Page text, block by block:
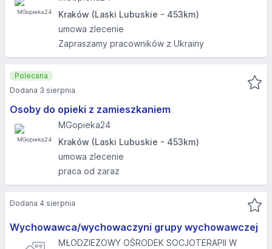
Kraków (Laski Lubuskie - 453km)
umowa zlecenie
Zapraszamy pracowników z Ukrainy
Osoby do opieki z zamieszkaniem
MGopieka24
Kraków (Laski Lubuskie - 453km)
umowa zlecenie
praca od zaraz
Polecana
Dodana 3 sierpnia
Wychowawca/wychowaczyni grupy wychowawczej
MŁODZIEŻOWY OŚRODEK SOCJOTERAPII W
Dodana 4 sierpnia